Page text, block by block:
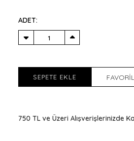
ADET:
SEPETE EKLE
750 TL ve Üzeri Alışverişlerinizde